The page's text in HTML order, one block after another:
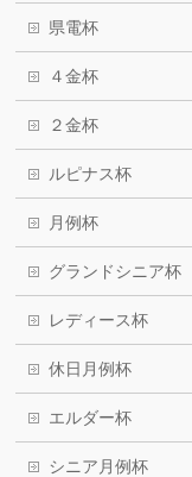
県電杯
４金杯
２金杯
ルピナス杯
月例杯
グランドシニア杯
レディース杯
休日月例杯
エルダー杯
シニア月例杯